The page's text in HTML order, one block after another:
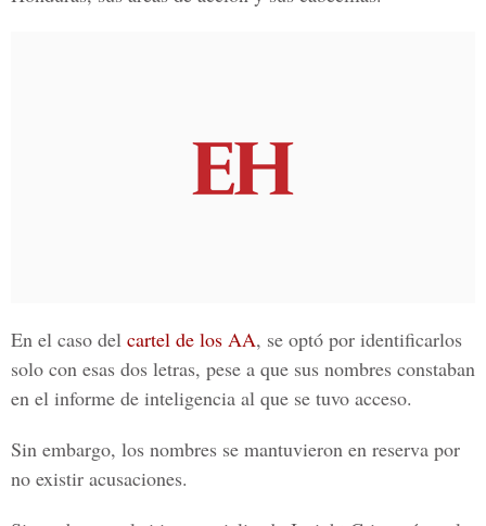
En el caso del cartel de los AA, se optó por identificarlos
solo con esas dos letras, pese a que sus nombres constaban
en el informe de inteligencia al que se tuvo acceso.
Sin embargo, los nombres se mantuvieron en reserva por
no existir acusaciones.